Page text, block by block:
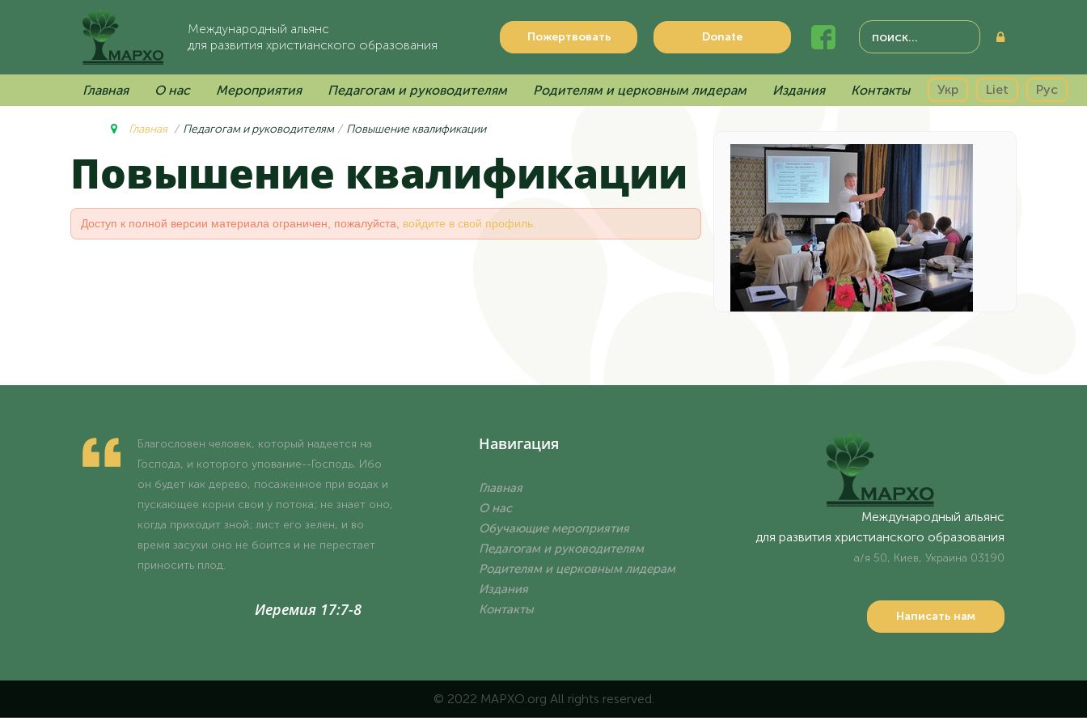
Международный альянс
для развития христианского образования
Пожертвовать Donate
Главная О нас Мероприятия Педагогам и руководителям Родителям и церковным лидерам Издания Контакты Укр Liet Рус
Главная Педагогам и руководителям Повышение квалификации
Повышение квалификации
Доступ к полной версии материала ограничен, пожалуйста, войдите в свой профиль.
Благословен человек, который надеется на
Господа, и которого упование--Господь. Ибо
он будет как дерево, посаженное при водах и
пускающее корни свои у потока; не знает оно,
когда приходит зной; лист его зелен, и во
время засухи оно не боится и не перестает
приносить плод.
Иеремия 17:7-8
Навигация
Главная
О нас
Обучающие мероприятия
Педагогам и руководителям
Родителям и церковным лидерам
Издания
Контакты
Международный альянс
для развития христианского образования
а/я 50, Киев, Украина 03190
Написать нам
© 2022 MAPXO.org All rights reserved.